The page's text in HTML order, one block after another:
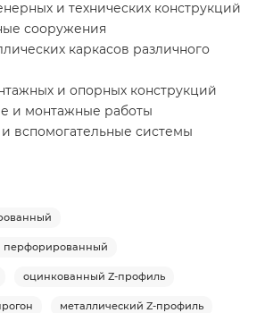
и технических конструкций
сооружения
каркасов различного
и опорных конструкций
и монтажные работы
вспомогательные системы
перфорированный
оцинкованный Z-профиль
металлический Z-профиль